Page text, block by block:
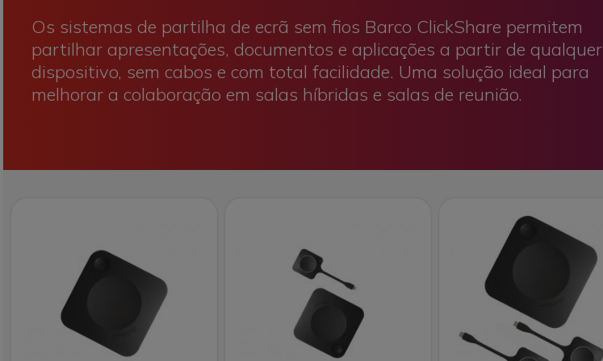
Os sistemas de partilha de ecrã sem fios Barco ClickShare permitem
partilhar apresentações, documentos e aplicações a partir de qualquer
dispositivo, sem cabos e com total facilidade. Uma solução ideal para
melhorar a colaboração em salas híbridas e salas de reunião.